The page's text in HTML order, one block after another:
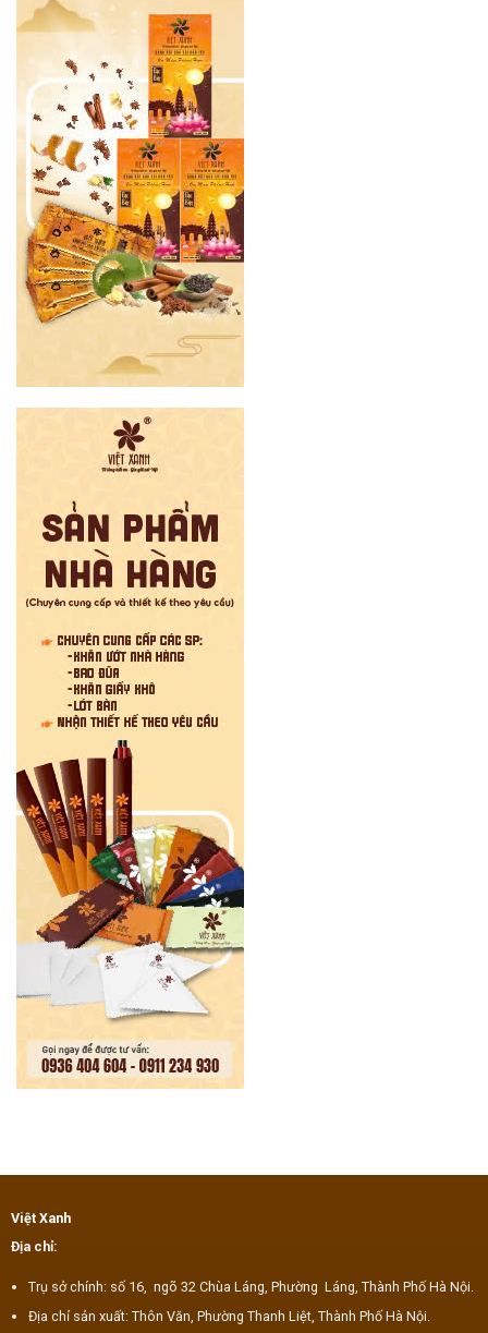
Việt Xanh
Địa chỉ:
Trụ sở chính: số 16, ngõ 32 Chùa Láng, Phường Láng, Thành Phố Hà Nội.
Địa chỉ sản xuất: Thôn Văn, Phường Thanh Liệt, Thành Phố Hà Nội.